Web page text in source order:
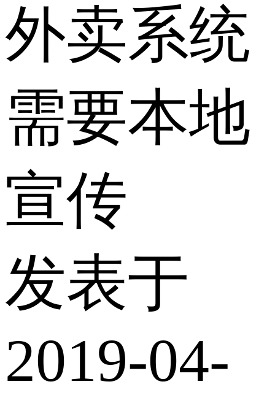
外卖系统
需要本地
宣传
发表于
2019-04-